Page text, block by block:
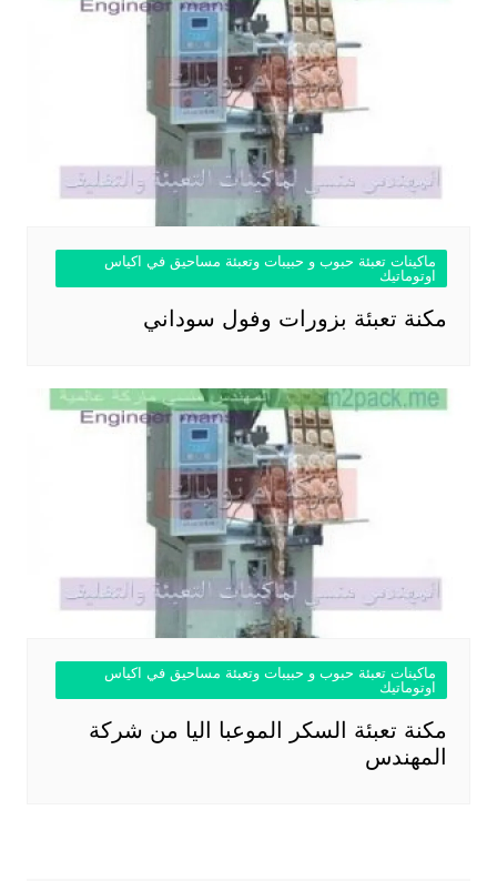
ماكينات تعبئة حبوب و حبيبات وتعبئة مساحيق في اكياس
اوتوماتيك
مكنة تعبئة بزورات وفول سوداني
ماكينات تعبئة حبوب و حبيبات وتعبئة مساحيق في اكياس
اوتوماتيك
مكنة تعبئة السكر الموعبا اليا من شركة
المهندس